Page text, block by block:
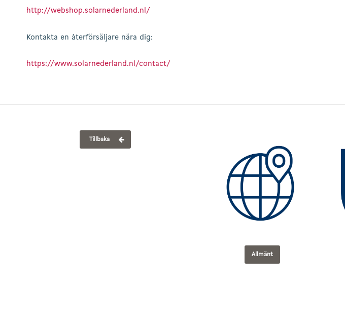
http://webshop.solarnederland.nl/
Kontakta en återförsäljare nära dig:
https://www.solarnederland.nl/contact/
Tillbaka
Allmänt